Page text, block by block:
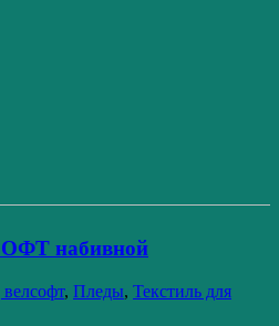
набивной
, Пледы, Текстиль для